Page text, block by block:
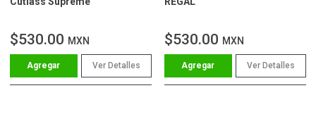
$530.00 MXN
Ver Detalles
$530.00 MXN
Ver Detalles